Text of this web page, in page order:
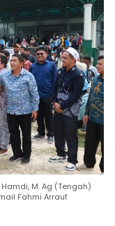
M. Ag (Tengah)
Fahmi Arrauf